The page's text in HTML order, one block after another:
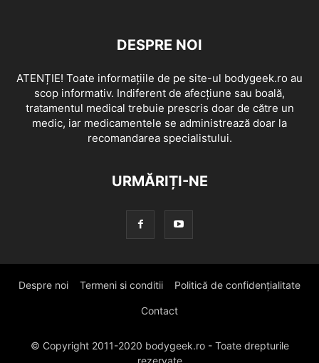
DESPRE NOI
ATENȚIE! Toate informațiile de pe site-ul bodygeek.ro au
scop informativ. Indiferent de afecțiune sau boală,
tratamentul medical trebuie prescris doar de către un
medic, iar medicamentele se administrează doar la
recomandarea specialistului.
URMĂRIȚI-NE
Despre noi Termeni si conditii Politică de confidențialitate
Contact
© Copyright 2011-2020 bodygeek.ro - Toate drepturile
rezervate